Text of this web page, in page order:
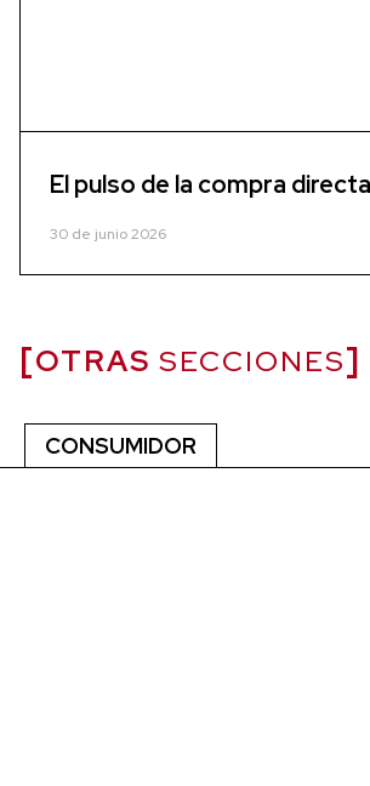
El pulso de la compra directa
30 de junio 2026
OTRAS SECCIONES
CONSUMIDOR